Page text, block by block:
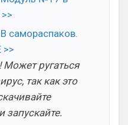
самораспаков.
>>
ругаться
так как это
запускайте.